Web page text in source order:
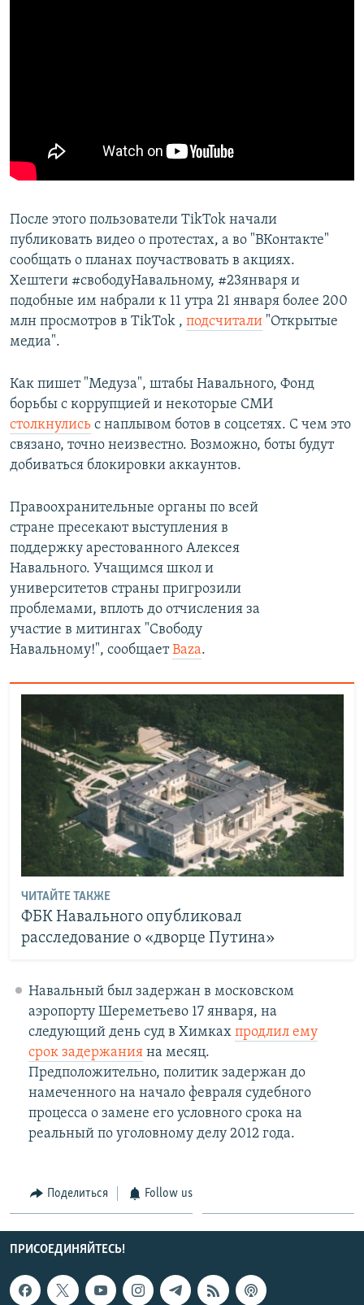
После этого пользователи TikTok начали
публиковать видео о протестах, а во "ВКонтакте"
сообщать о планах поучаствовать в акциях.
Хештеги #свободуНавальному, #23января и
подобные им набрали к 11 утра 21 января более 200
млн просмотров в TikTok , подсчитали "Открытые
медиа".
Как пишет "Медуза", штабы Навального, Фонд
борьбы с коррупцией и некоторые СМИ
столкнулись с наплывом ботов в соцсетях. С чем это
связано, точно неизвестно. Возможно, боты будут
добиваться блокировки аккаунтов.
Правоохранительные органы по всей
стране пресекают выступления в
поддержку арестованного Алексея
Навального. Учащимся школ и
университетов страны пригрозили
проблемами, вплоть до отчисления за
участие в митингах "Свободу
Навальному!", сообщаетBaza.
ЧИТАЙТЕ ТАКЖЕ
ФБК Навального опубликовал
расследование о «дворце Путина»
Навальный был задержан в московском
аэропорту Шереметьево 17 января, на
следующий день суд в Химках продлил ему
срок задержанияна месяц.
Предположительно, политик задержан до
намеченного на начало февраля судебного
процесса о замене его условного срока на
реальный по уголовному делу 2012 года.
Поделиться Follow us
ПРИСОЕДИНЯЙТЕСЬ!